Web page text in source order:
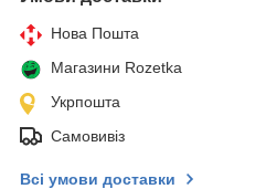
Нова Пошта
Магазини Rozetka
Укрпошта
Самовивіз
Всі умови доставки